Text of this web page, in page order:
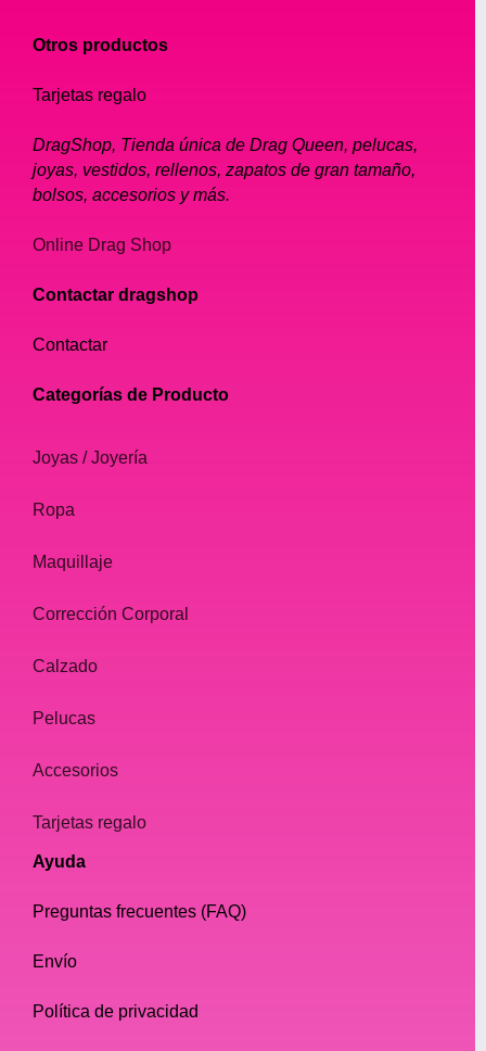
Otros productos
Tarjetas regalo
DragShop, Tienda única de Drag Queen, pelucas,
joyas, vestidos, rellenos, zapatos de gran tamaño,
bolsos, accesorios y más.
Online Drag Shop
Contactar dragshop
Contactar
Categorías de Producto
Joyas / Joyería
Ropa
Maquillaje
Corrección Corporal
Calzado
Pelucas
Accesorios
Tarjetas regalo
Ayuda
Preguntas frecuentes (FAQ)
Envío
Política de privacidad